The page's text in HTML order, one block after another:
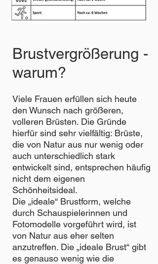
Brustvergrößerung -
warum?
Viele Frauen erfüllen sich heute
den Wunsch nach größeren,
volleren Brüsten. Die Gründe
hierfür sind sehr vielfältig: Brüste,
die von Natur aus nur wenig oder
auch unterschiedlich stark
entwickelt sind, entsprechen häufig
nicht dem eigenen
Schönheitsideal.
Die „ideale“ Brustform, welche
durch Schauspielerinnen und
Fotomodelle vorgeführt wird, ist
von Natur aus eher selten
anzutreffen. Die „ideale Brust“ gibt
es genauso wenig wie die